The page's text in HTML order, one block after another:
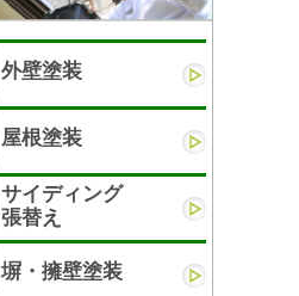
外壁塗装
屋根塗装
サイディング
張替え
塀・擁壁塗装